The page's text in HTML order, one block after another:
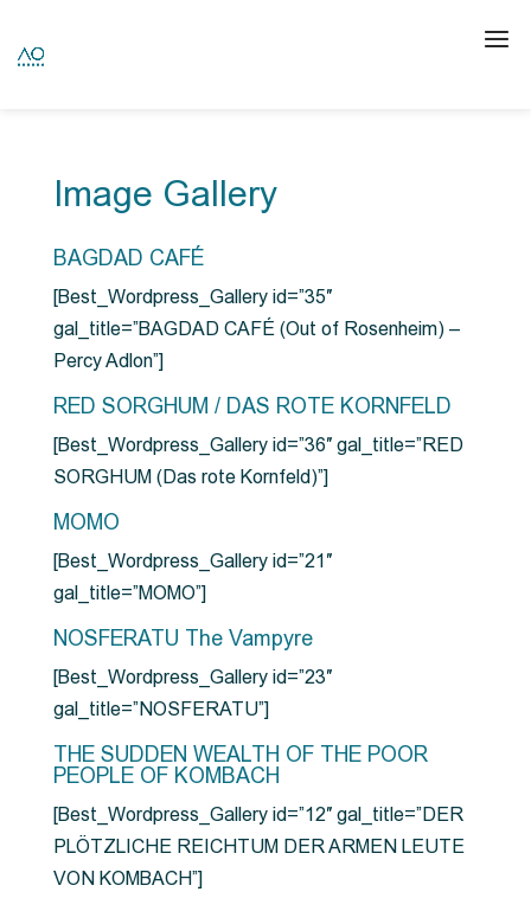
Image Gallery
BAGDAD CAFÉ
[Best_Wordpress_Gallery id=”35″
gal_title=”BAGDAD CAFÉ (Out of Rosenheim) –
Percy Adlon”]
RED SORGHUM / DAS ROTE KORNFELD
[Best_Wordpress_Gallery id=”36″ gal_title=”RED
SORGHUM (Das rote Kornfeld)”]
MOMO
[Best_Wordpress_Gallery id=”21″
gal_title=”MOMO”]
NOSFERATU The Vampyre
[Best_Wordpress_Gallery id=”23″
gal_title=”NOSFERATU”]
THE SUDDEN WEALTH OF THE POOR
PEOPLE OF KOMBACH
[Best_Wordpress_Gallery id=”12″ gal_title=”DER
PLÖTZLICHE REICHTUM DER ARMEN LEUTE
VON KOMBACH”]